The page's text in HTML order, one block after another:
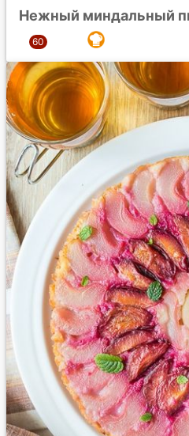
Нежный миндальный